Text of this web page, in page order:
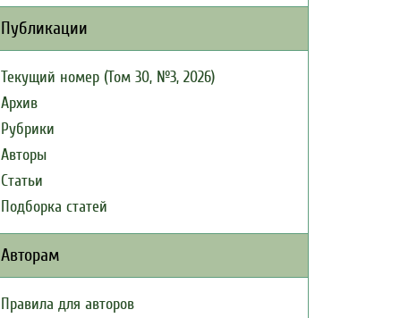
Публикации
Текущий номер (Том 30, №3, 2026)
Архив
Рубрики
Авторы
Статьи
Подборка статей
Авторам
Правила для авторов